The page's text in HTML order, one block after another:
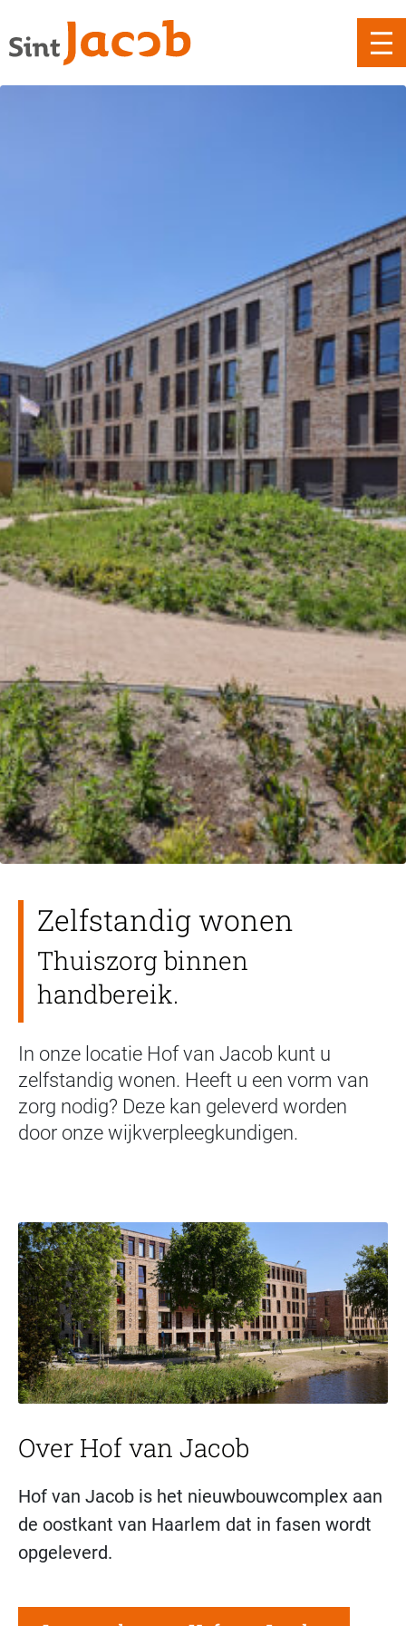
Zelfstandig wonen
Thuiszorg binnen
handbereik.
In onze locatie Hof van Jacob kunt u
zelfstandig wonen. Heeft u een vorm van
zorg nodig? Deze kan geleverd worden
door onze wijkverpleegkundigen.
Over Hof van Jacob
Hof van Jacob is het nieuwbouwcomplex aan
de oostkant van Haarlem dat in fasen wordt
opgeleverd.